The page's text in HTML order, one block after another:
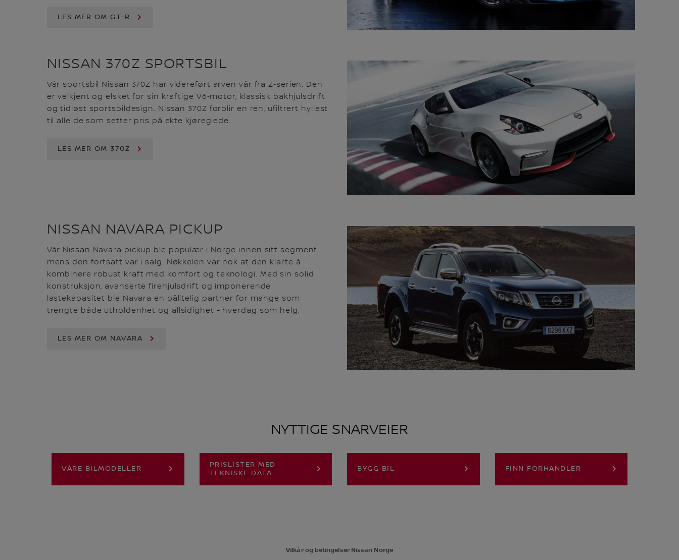
LES MER OM GT-R
NISSAN 370Z SPORTSBIL
Vår sportsbil Nissan 370Z har videreført arven vår fra Z‑serien. Den
er velkjent og elsket for sin kraftige V6‑motor, klassisk bakhjulsdrift
og tidløst sportsbildesign. Nissan 370Z forblir en ren, ufiltrert hyllest
til alle de som setter pris på ekte kjøreglede.
LES MER OM 370Z
NISSAN NAVARA PICKUP
Vår Nissan Navara pickup ble populær i Norge innen sitt segment
mens den fortsatt var i salg. Nøkkelen var nok at den klarte å
kombinere robust kraft med komfort og teknologi. Med sin solid
konstruksjon, avanserte firehjulsdrift og imponerende
lastekapasitet ble Navara en pålitelig partner for mange som
trengte både utholdenhet og allsidighet - hverdag som helg.
LES MER OM NAVARA
NYTTIGE SNARVEIER
VÅRE BILMODELLER
PRISLISTER MED
TEKNISKE DATA
BYGG BIL FINN FORHANDLER
Vilkår og betingelser Nissan Norge